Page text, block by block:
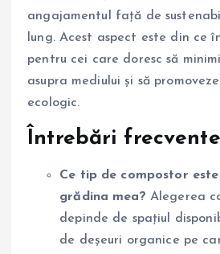
angajamentul față de
lung. Acest aspect este din ce
pentru cei care doresc să
asupra mediului și să
ecologic.
Întrebări frecvente
Ce tip de compostor
grădina mea? Alegerea
depinde de spațiul
de deșeuri organice pe